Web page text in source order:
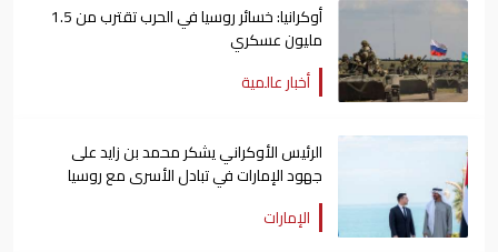
أوكرانيا: خسائر روسيا في الحرب تقترب من 1.5
مليون عسكري
أخبار عالمية
الرئيس الأوكراني يشكر محمد بن زايد على
جهود الإمارات في تبادل الأسرى مع روسيا
الإمارات